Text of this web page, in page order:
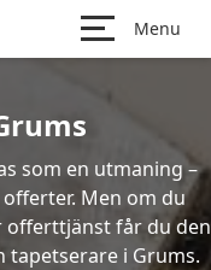
Menu
som en utmaning –
Men om du
offerttjänst får du den
tapetserare i Grums.